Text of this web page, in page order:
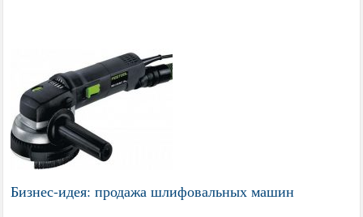
Бизнес-идея: продажа шлифовальных машин